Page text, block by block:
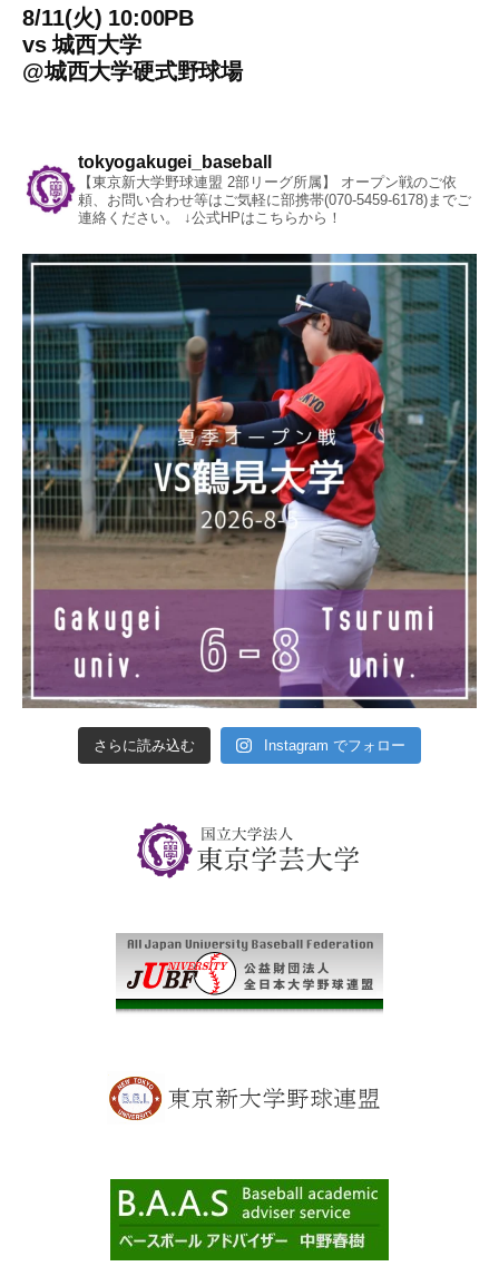
8/11(火) 10:00PB
vs城西大学
@城西大学硬式野球場
tokyogakugei_baseball
【東京新大学野球連盟 2部リーグ所属】
オープン戦のご依
頼、お問い合わせ等はご気軽に部携帯(070-5459-6178)までご
連絡ください。
↓公式HPはこちらから！
さらに読み込む Instagram でフォロー